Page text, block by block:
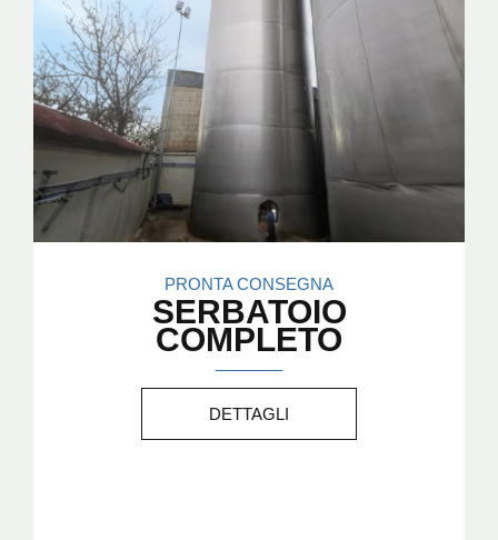
PRONTA CONSEGNA
SERBATOIO
COMPLETO
DETTAGLI